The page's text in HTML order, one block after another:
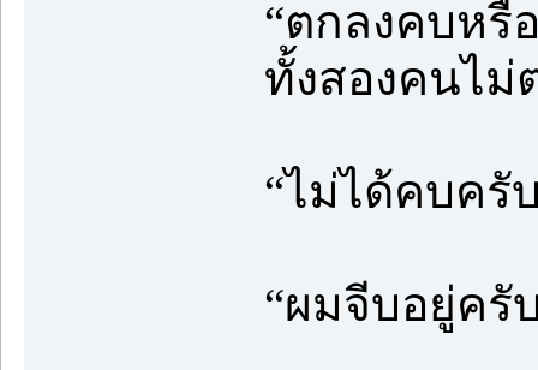
“ตกลงคบห
ทั้งสองคนไม่
“ไม่ได้คบครั
“ผมจีบอยู่ครั